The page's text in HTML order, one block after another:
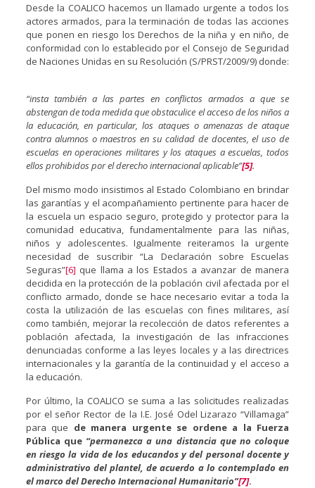
Desde la COALICO hacemos un llamado urgente a todos los
actores armados, para la terminación de todas las acciones
que ponen en riesgo los Derechos de la niña y en niño, de
conformidad con lo establecido por el Consejo de Seguridad
de Naciones Unidas en su Resolución (S/PRST/2009/9) donde:
“insta también a las partes en conflictos armados a que se
abstengan de toda medida que obstaculice el acceso de los niños a
la educación, en particular, los ataques o amenazas de ataque
contra alumnos o maestros en su calidad de docentes, el uso de
escuelas en operaciones militares y los ataques a escuelas, todos
ellos prohibidos por el derecho internacional aplicable”[5].
Del mismo modo insistimos al Estado Colombiano en brindar
las garantías y el acompañamiento pertinente para hacer de
la escuela un espacio seguro, protegido y protector para la
comunidad educativa, fundamentalmente para las niñas,
niños y adolescentes. Igualmente reiteramos la urgente
necesidad de suscribir “La Declaración sobre Escuelas
Seguras”[6] que llama a los Estados a avanzar de manera
decidida en la protección de la población civil afectada por el
conflicto armado, donde se hace necesario evitar a toda la
costa la utilización de las escuelas con fines militares, así
como también, mejorar la recolección de datos referentes a
población afectada, la investigación de las infracciones
denunciadas conforme a las leyes locales y a las directrices
internacionales y la garantía de la continuidad y el acceso a
la educación.
Por último, la COALICO se suma a las solicitudes realizadas
por el señor Rector de la I.E. José Odel Lizarazo “Villamaga”
para que de manera urgente se ordene a la Fuerza
Pública que “permanezca a una distancia que no coloque
en riesgo la vida de los educandos y del personal docente y
administrativo del plantel, de acuerdo a lo contemplado en
el marco del Derecho Internacional Humanitario”[7].